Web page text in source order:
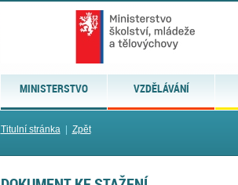
MINISTERSTVO VZDĚLÁVÁNÍ
Titulní stránka| Zpět